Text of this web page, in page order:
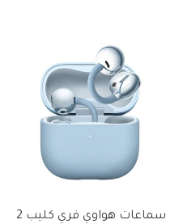
سماعات هواوي فري كليب 2